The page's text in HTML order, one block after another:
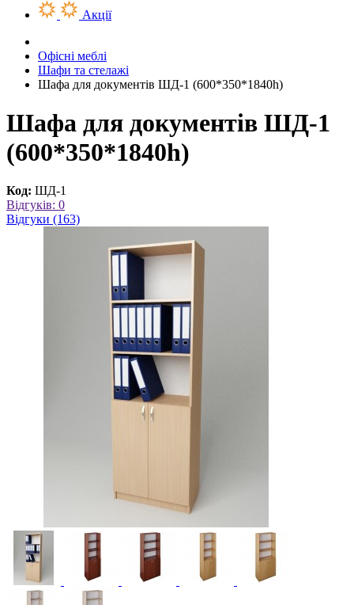
Акції
Офісні меблі
Шафи та стелажі
Шафа для документів ШД-1 (600*350*1840h)
Шафа для документів ШД-1
(600*350*1840h)
Код: ШД-1
Відгуків: 0
Відгуки (163)